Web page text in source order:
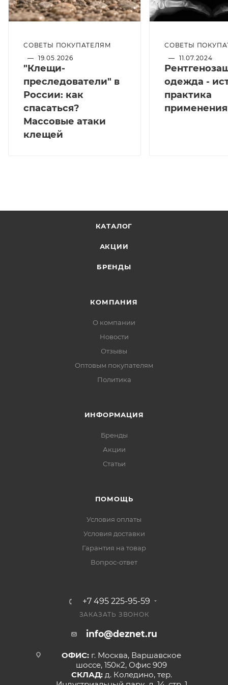
СОВЕТЫ ПОКУПАТЕЛЯМ
— 19.05.2026
"Клещи-
преследователи" в
России: как
спасаться?
Массовые атаки
клещей
СОВЕТЫ
— 11.07.2024
одежда -
практика
применения
КАТАЛОГ
АКЦИИ
БРЕНДЫ
КОМПАНИЯ
О компании
Новости
Отзывы
Оптовым покупателям
Политика
ИНФОРМАЦИЯ
Бренды
Акции
Статьи
ПОМОЩЬ
Условия оплаты
Условия доставки
Гарантия на товар
Вопрос-ответ
+7 495 225-95-59
ЗАКАЗАТЬ ЗВОНОК
info@deznet.ru
ОФИС: г. Москва, Варшавское
шоссе, 150к2, Офис 909
СКЛАД: д. Коледино, тер.